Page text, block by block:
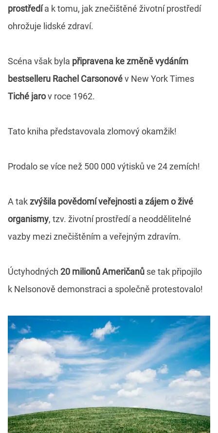
prostředía k tomu, jak znečištěné životní prostředí
ohrožuje lidské zdraví.
Scéna však byla připravena ke změně vydáním
bestselleru Rachel Carsonovév New York Times
Tiché jarov roce 1962.
Tato kniha představovala zlomový okamžik!
Prodalo se více než 500 000 výtisků ve 24 zemích!
A takzvýšila povědomí veřejnosti a zájem o živé
organismy, tzv. životní prostředí a neoddělitelné
vazby mezi znečištěním a veřejným zdravím.
Úctyhodných 20 milionů Američanů se tak připojilo
k Nelsonově demonstraci a společně protestovalo!